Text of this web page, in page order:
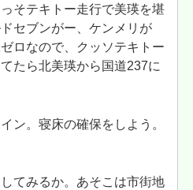
そテキトー走行で美瑛を堪
セブンがー、ケンメリが
ロなので、クッソテキトー
たら北美瑛から国道237に
ン。寝床の確保をしよう。
てみるか。あそこは市街地